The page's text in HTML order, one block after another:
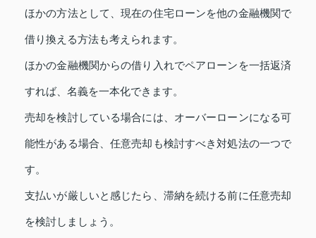
ほかの方法として、現在の住宅ローンを他の金融機関で
借り換える方法も考えられます。
ほかの金融機関からの借り入れでペアローンを一括返済
すれば、名義を一本化できます。
売却を検討している場合には、オーバーローンになる可
能性がある場合、任意売却も検討すべき対処法の一つで
す。
支払いが厳しいと感じたら、滞納を続ける前に任意売却
を検討しましょう。